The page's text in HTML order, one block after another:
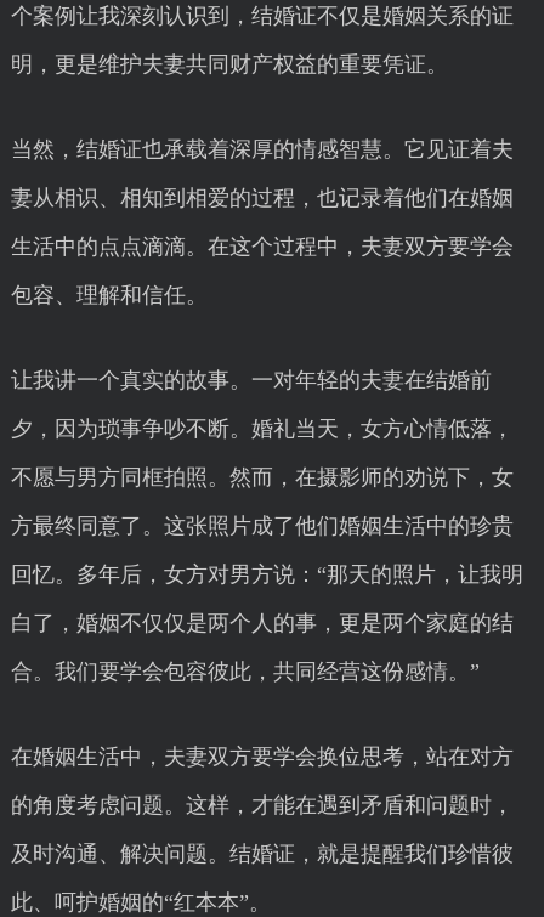
个案例让我深刻认识到，结婚证不仅是婚姻关系的证
明，更是维护夫妻共同财产权益的重要凭证。
当然，结婚证也承载着深厚的情感智慧。它见证着夫
妻从相识、相知到相爱的过程，也记录着他们在婚姻
生活中的点点滴滴。在这个过程中，夫妻双方要学会
包容、理解和信任。
让我讲一个真实的故事。一对年轻的夫妻在结婚前
夕，因为琐事争吵不断。婚礼当天，女方心情低落，
不愿与男方同框拍照。然而，在摄影师的劝说下，女
方最终同意了。这张照片成了他们婚姻生活中的珍贵
回忆。多年后，女方对男方说：“那天的照片，让我明
白了，婚姻不仅仅是两个人的事，更是两个家庭的结
合。我们要学会包容彼此，共同经营这份感情。”
在婚姻生活中，夫妻双方要学会换位思考，站在对方
的角度考虑问题。这样，才能在遇到矛盾和问题时，
及时沟通、解决问题。结婚证，就是提醒我们珍惜彼
此、呵护婚姻的“红本本”。